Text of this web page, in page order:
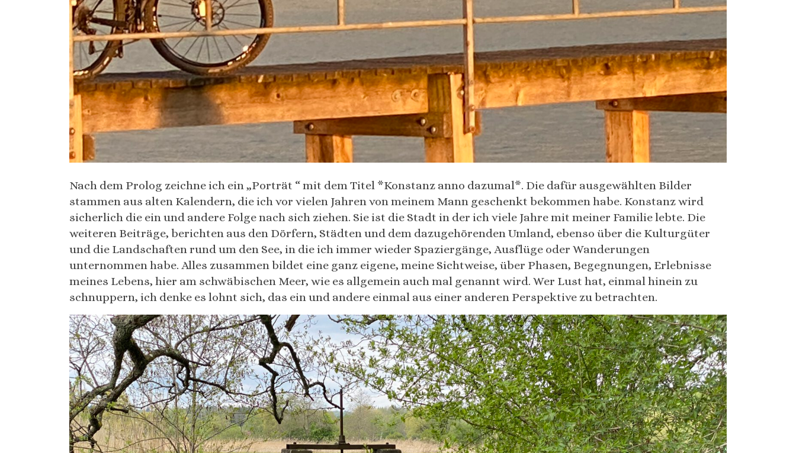
Nach dem Prolog zeichne ich ein „Porträt “ mit dem Titel *Konstanz anno dazumal*. Die dafür ausgewählten Bilder
stammen aus alten Kalendern, die ich vor vielen Jahren von meinem Mann geschenkt bekommen habe. Konstanz wird
sicherlich die ein und andere Folge nach sich ziehen. Sie ist die Stadt in der ich viele Jahre mit meiner Familie lebte. Die
weiteren Beiträge, berichten aus den Dörfern, Städten und dem dazugehörenden Umland, ebenso über die Kulturgüter
und die Landschaften rund um den See, in die ich immer wieder Spaziergänge, Ausflüge oder Wanderungen
unternommen habe. Alles zusammen bildet eine ganz eigene, meine Sichtweise, über Phasen, Begegnungen, Erlebnisse
meines Lebens, hier am schwäbischen Meer, wie es allgemein auch mal genannt wird. Wer Lust hat, einmal hinein zu
schnuppern, ich denke es lohnt sich, das ein und andere einmal aus einer anderen Perspektive zu betrachten.